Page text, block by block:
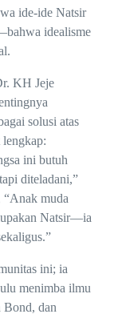
ide-ide Natsir
idealisme
KH Jeje
solusi atas
ini butuh
diteladani,”
“Anak muda
Natsir—ia
ini; ia
menimba ilmu
Bond, dan